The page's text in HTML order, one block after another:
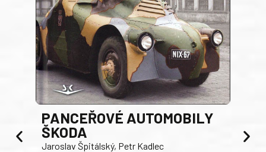
PANCEŘOVÉ AUTOMOBILY
ŠKODA
Jaroslav Špitálský, Petr Kadlec